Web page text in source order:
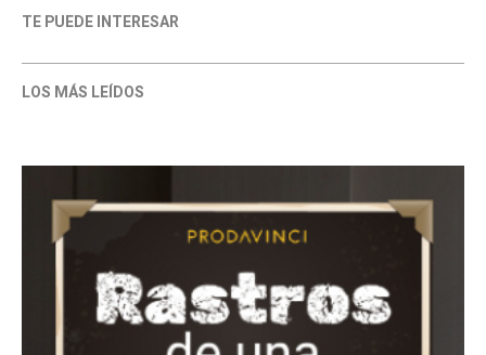
TE PUEDE INTERESAR
LOS MÁS LEÍDOS